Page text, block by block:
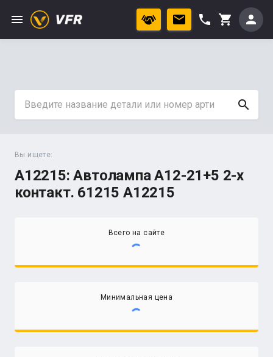
menu phone shopping_cart person
search
Вы ищете:
A12215: Автолампа А12-21+5 2-х
контакт. 61215 А12215
Всего на сайте
Минимальная цена